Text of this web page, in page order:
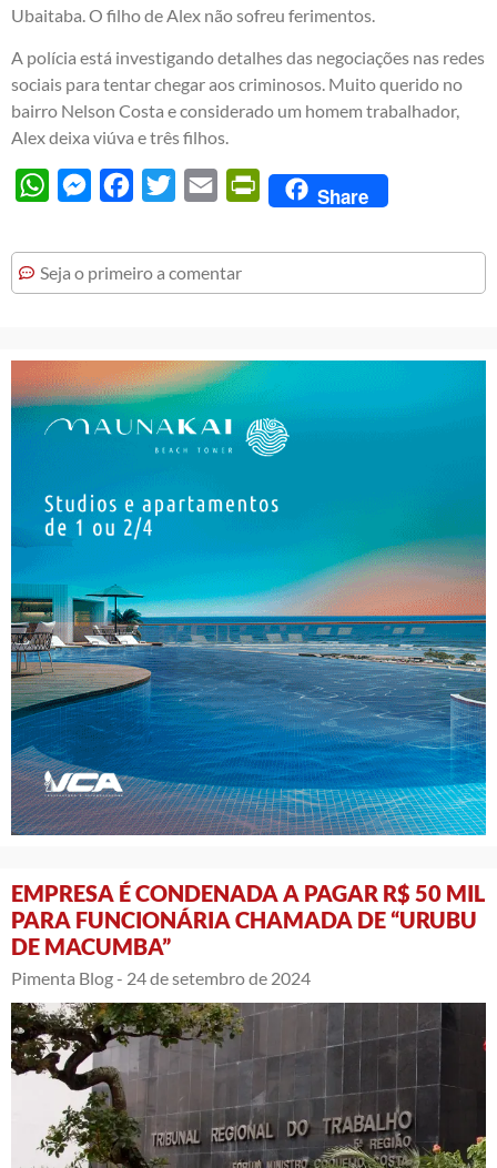
Ubaitaba. O filho de Alex não sofreu ferimentos.
A polícia está investigando detalhes das negociações nas redes
sociais para tentar chegar aos criminosos. Muito querido no
bairro Nelson Costa e considerado um homem trabalhador,
Alex deixa viúva e três filhos.
WhatsAppMessengerFacebook
Twitter Email PrintFriendly
Share
Seja o primeiro a comentar
EMPRESA É CONDENADA A PAGAR R$ 50 MIL
PARA FUNCIONÁRIA CHAMADA DE “URUBU
DE MACUMBA”
Pimenta Blog - 24 de setembro de 2024